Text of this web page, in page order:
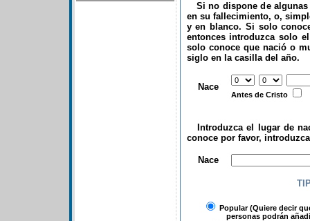
Si no dispone de algunas
en su fallecimiento, o,
y en blanco. Si solo
entonces introduzca solo
solo conoce que nació o
siglo en la casilla del año.
Nace
Antes de Cristo
Introduzca el lugar de
conoce por favor,
Nace
Popular(Quiere decir
personas podrán